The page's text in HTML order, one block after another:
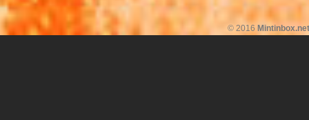
© 2016 Mintinbox.net